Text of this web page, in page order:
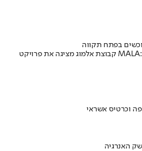
בפתח תקווה
קבוצת אלמוג מציגה את פרויקט MALA: מגדלי הפרימיום האחרונים
האנרגיה